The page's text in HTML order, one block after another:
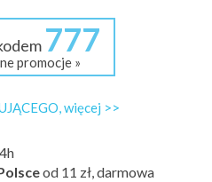
777
promocje »
więcej >>
od 11 zł, darmowa